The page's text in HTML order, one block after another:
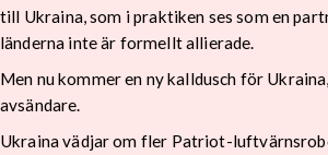
till Ukraina, som i praktiken ses som en
länderna inte är formellt allierade.
Men nu kommer en ny kalldusch för
avsändare.
Ukraina vädjar om fler Patriot-